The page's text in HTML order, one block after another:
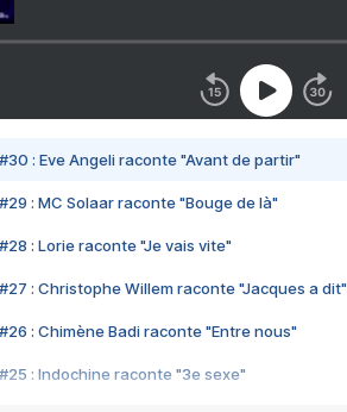
#30 : Eve Angeli raconte "Avant de partir"
#29 : MC Solaar raconte "Bouge de là"
#28 : Lorie raconte "Je vais vite"
#27 : Christophe Willem raconte "Jacques a dit"
#26 : Chimène Badi raconte "Entre nous"
#25 : Indochine raconte "3e sexe"